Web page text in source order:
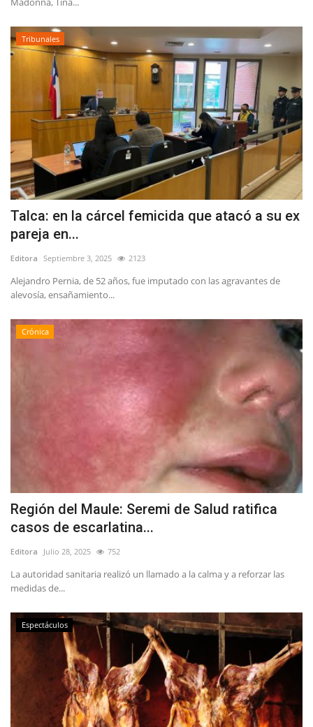
Tribunales
Talca: en la cárcel femicida que atacó a su ex
pareja en...
Editora Septiembre 3, 2025 2123
Alejandro Pernia, de 52 años, fue imputado con las agravantes de
alevosía, ensañamiento...
Crónica
Región del Maule: Seremi de Salud ratifica
casos de escarlatina...
Editora Julio 28, 2025 752
La autoridad sanitaria realizó un llamado a la calma y a reforzar las
medidas de...
Espectáculos